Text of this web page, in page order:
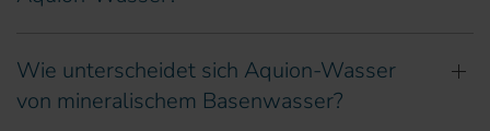
Wie unterscheidet sich Aquion-Wasser
von mineralischem Basenwasser?